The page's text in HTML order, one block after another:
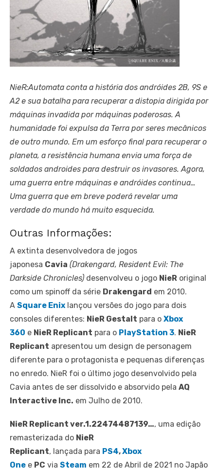
NieR:Automata conta a história dos andróides 2B, 9S e
A2 e sua batalha para recuperar a distopia dirigida por
máquinas invadida por máquinas poderosas. A
humanidade foi expulsa da Terra por seres mecânicos
de outro mundo. Em um esforço final para recuperar o
planeta, a resistência humana envia uma força de
soldados androides para destruir os invasores. Agora,
uma guerra entre máquinas e andróides continua…
Uma guerra que em breve poderá revelar uma
verdade do mundo há muito esquecida.
Outras Informações:
A extinta desenvolvedora de jogos
japonesa Cavia (Drakengard, Resident Evil: The
Darkside Chronicles) desenvolveu o jogo NieR original
como um spinoff da série Drakengard em 2010.
A Square Enix lançou versões do jogo para dois
consoles diferentes: NieR Gestalt para o Xbox
360 e NieR Replicant para o PlayStation 3. NieR
Replicant apresentou um design de personagem
diferente para o protagonista e pequenas diferenças
no enredo. NieR foi o último jogo desenvolvido pela
Cavia antes de ser dissolvido e absorvido pela AQ
Interactive Inc. em Julho de 2010.
NieR Replicant ver.1.22474487139…, uma edição
remasterizada do NieR
Replicant, lançada para PS4,Xbox
One e PC via Steam em 22 de Abril de 2021 no Japão